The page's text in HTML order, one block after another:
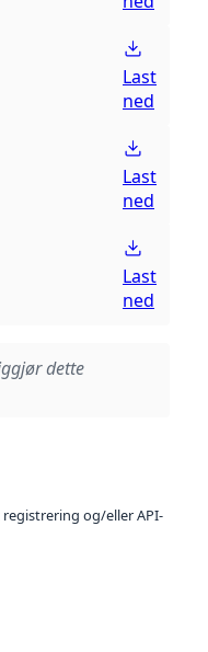
Last
ned
Last
ned
Last
ned
dette
og/eller API-